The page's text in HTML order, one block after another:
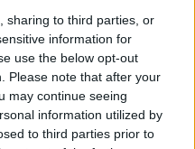
sharing to third parties, or
information for
use the below opt-out
Please note that after your
may continue seeing
information utilized by
to third parties prior to